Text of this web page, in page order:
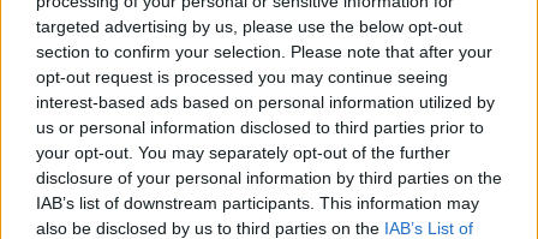
targeted advertising by us, please use the below opt-out
section to confirm your selection. Please note that after your
opt-out request is processed you may continue seeing
interest-based ads based on personal information utilized by
us or personal information disclosed to third parties prior to
your opt-out. You may separately opt-out of the further
disclosure of your personal information by third parties on the
IAB’s list of downstream participants. This information may
also be disclosed by us to third parties on the IAB’s List of
Impatto psicologico:
spezzare il ciclo
dell’insuccesso
Uno degli aspetti più critici dell’insuccesso